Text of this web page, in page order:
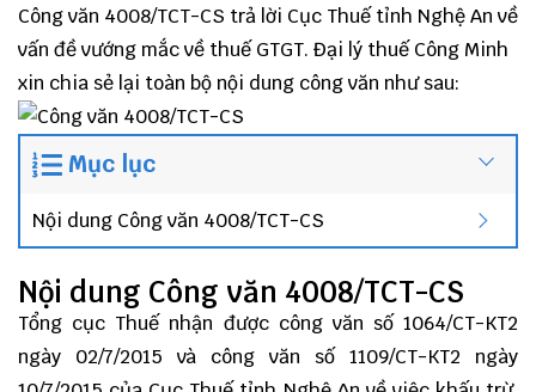
Công văn 4008/TCT-CS trả lời Cục Thuế tỉnh Nghệ An về
vấn đề vướng mắc về thuế GTGT. Đại lý thuế Công Minh
xin chia sẻ lại toàn bộ nội dung công văn như sau:
Mục lục
Nội dung Công văn 4008/TCT-CS
Nội dung Công văn 4008/TCT-CS
Tổng cục Thuế nhận được công văn số 1064/CT-KT2
ngày 02/7/2015 và công văn số 1109/CT-KT2 ngày